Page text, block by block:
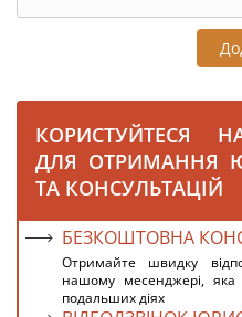
КОРИСТУЙТЕСЯ
ДЛЯ ОТРИМАННЯ
ТА КОНСУЛЬТАЦІЙ
БЕЗКОШТОВНА
Отримайте швидку
нашому месенджері, яка
подальших діях